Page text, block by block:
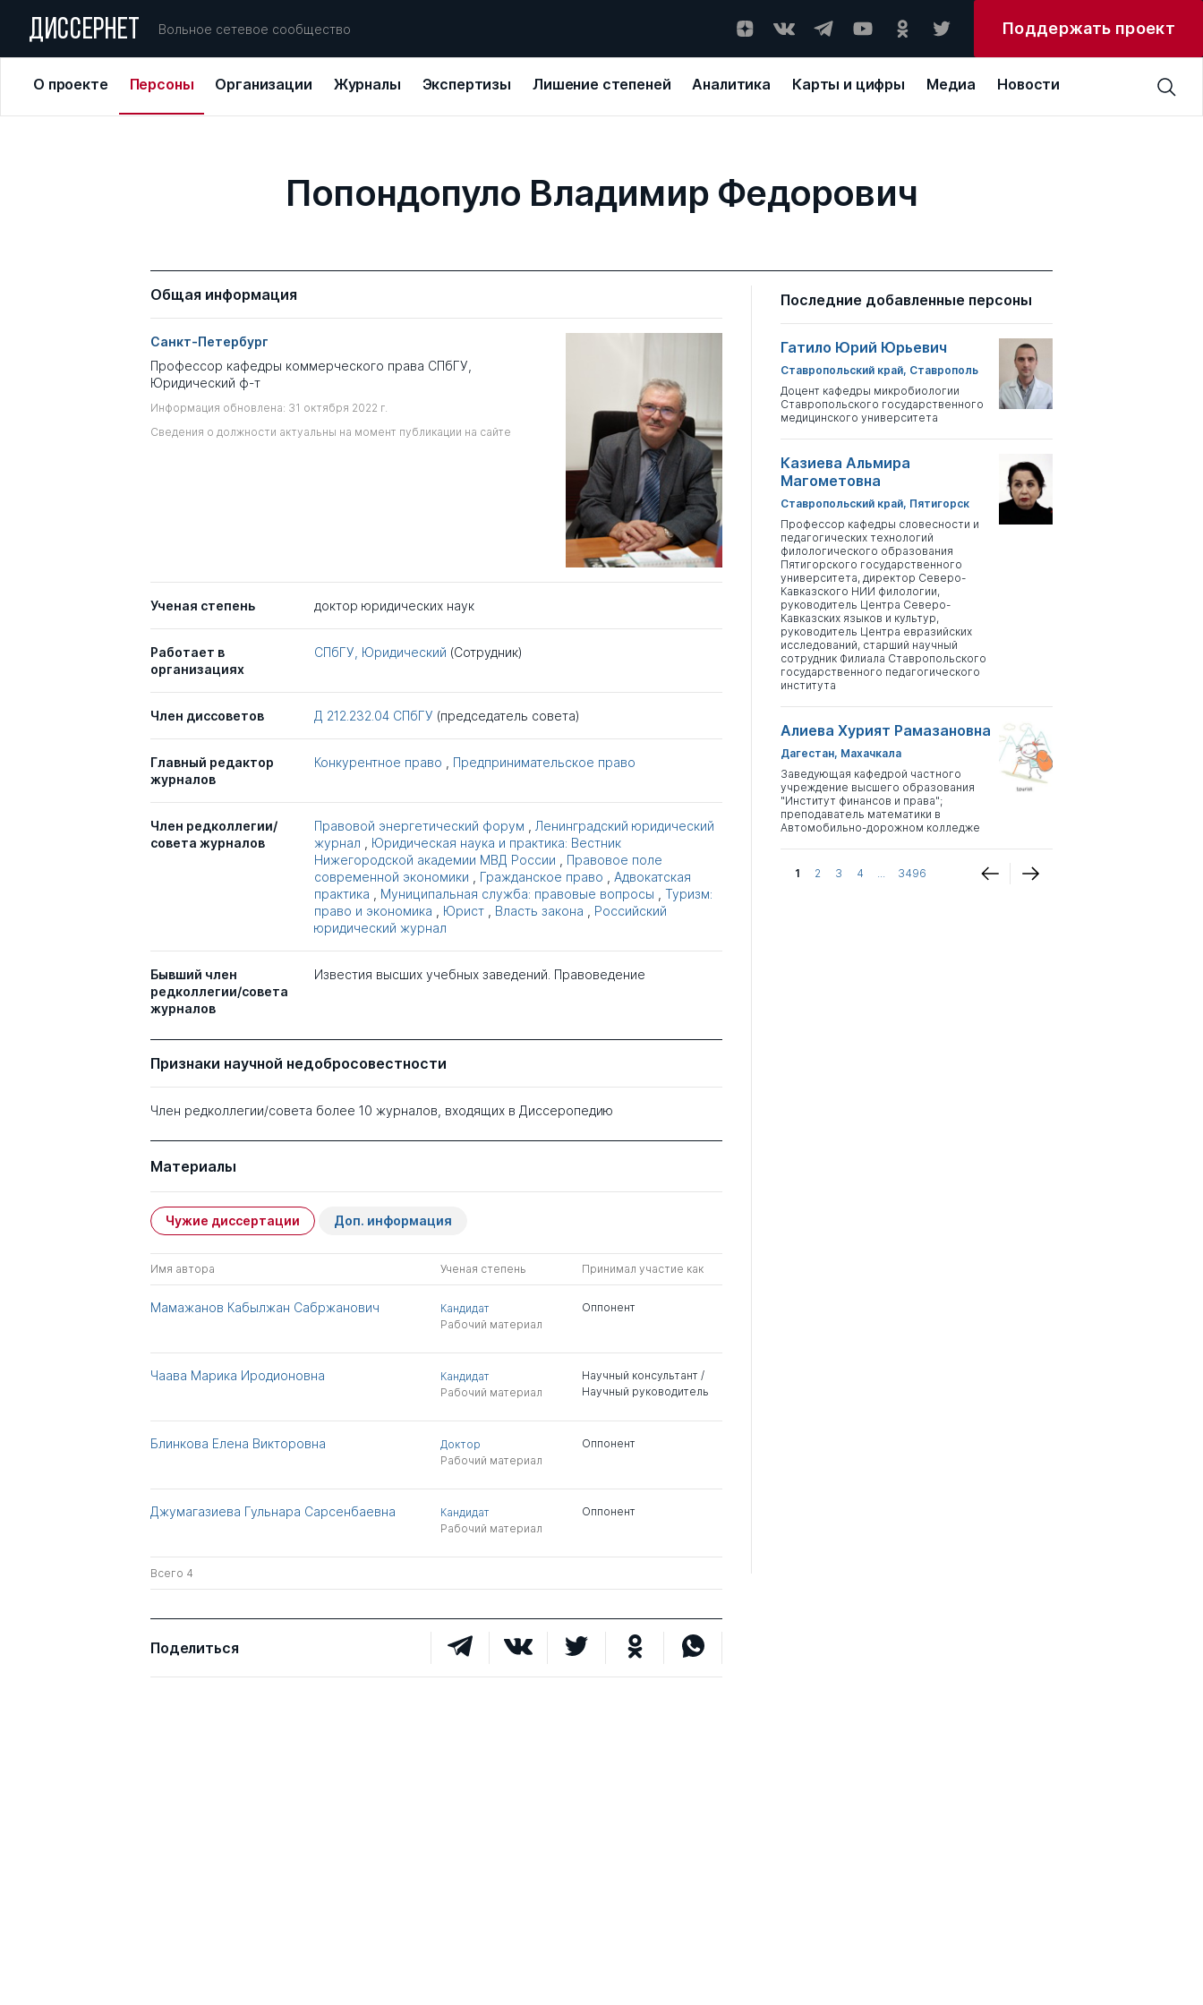
ДИССЕРНЕТ Вольное сетевое сообщество Поддержать проект
О проекте Персоны Организации Журналы Экспертизы Лишение степеней Аналитика Карты и цифры Медиа Новости
Попондопуло Владимир Федорович
Общая информация
Санкт-Петербург
Профессор кафедры коммерческого права СПбГУ,
Юридический ф-т
Информация обновлена: 31 октября 2022 г.
Сведения о должности актуальны на момент публикации на сайте
Ученая степень доктор юридических наук
Работает в
организациях
СПбГУ, Юридический (Сотрудник)
Член диссоветов Д 212.232.04 СПбГУ (председатель совета)
Главный редактор
журналов
Конкурентное право Предпринимательское право
Член редколлегии/
совета журналов
Правовой энергетический форум
Ленинградский юридический
журнал
Юридическая наука и практика: Вестник
Нижегородской академии МВД России
Правовое поле
современной экономики
Гражданское право
Адвокатская
практика
Муниципальная служба: правовые вопросы
Туризм:
право и экономика
Юрист Власть закона
Российский
юридический журнал
Бывший член
редколлегии/совета
журналов
Известия высших учебных заведений. Правоведение
Признаки научной недобросовестности
Член редколлегии/совета более 10 журналов, входящих в Диссеропедию
Материалы
Чужие диссертации Доп. информация
Имя автора Ученая степень Принимал участие как
Мамажанов Кабылжан Сабржанович
Кандидат
Рабочий материал
Оппонент
Чаава Марика Иродионовна
Кандидат
Рабочий материал
Научный консультант /
Научный руководитель
Блинкова Елена Викторовна
Доктор
Рабочий материал
Оппонент
Джумагазиева Гульнара Сарсенбаевна
Кандидат
Рабочий материал
Оппонент
Всего 4
Поделиться
Последние добавленные персоны
Гатило Юрий Юрьевич
Ставропольский край, Ставрополь
Доцент кафедры микробиологии
Ставропольского государственного
медицинского университета
Казиева Альмира
Магометовна
Ставропольский край, Пятигорск
Профессор кафедры словесности и
педагогических технологий
филологического образования
Пятигорского государственного
университета, директор Северо-
Кавказского НИИ филологии,
руководитель Центра Северо-
Кавказских языков и культур,
руководитель Центра евразийских
исследований, старший научный
сотрудник Филиала Ставропольского
государственного педагогического
института
Алиева Хурият Рамазановна
Дагестан, Махачкала
Заведующая кафедрой частного
учреждение высшего образования
"Институт финансов и права";
преподаватель математики в
Автомобильно-дорожном колледже
1 2 3 4 ... 3496